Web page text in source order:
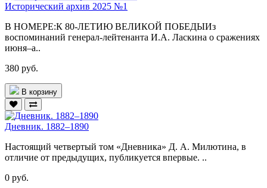
Исторический архив 2025 №1
В НОМЕРЕ:К 80-ЛЕТИЮ ВЕЛИКОЙ ПОБЕДЫИз
воспоминаний генерал-лейтенанта И.А. Ласкина о сражениях
июня–а..
380 руб.
В корзину
Дневник. 1882–1890
Настоящий четвертый том «Дневника» Д. А. Милютина, в
отличие от предыдущих, публикуется впервые. ..
0 руб.